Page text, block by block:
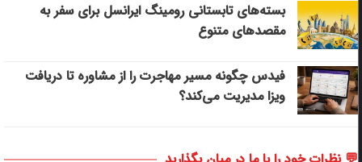
بسته‌های تابستانی رومینگ ایرانسل برای سفر به
مقصدهای متنوع
فیدس چگونه مسیر مهاجرت را از مشاوره تا دریافت
ویزا مدیریت می‌کند؟